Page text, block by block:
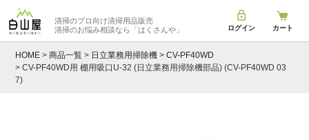
清掃のプロ向け清掃用品販売
清掃のお悩み相談なら 「はくさんや」 ログイン カート
HOME 商品一覧 日立業務用掃除機
CV-PF40WD
CV-PF40WD用 棚用吸口U-32 (日立業務用掃除機部品) (CV-PF40WD 03
7)